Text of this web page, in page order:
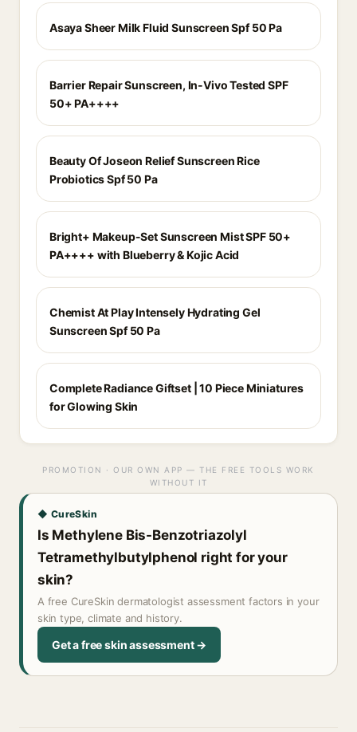
Asaya Sheer Milk Fluid Sunscreen Spf 50 Pa
Barrier Repair Sunscreen, In-Vivo Tested SPF
50+ PA++++
Beauty Of Joseon Relief Sunscreen Rice
Probiotics Spf 50 Pa
Bright+ Makeup-Set Sunscreen Mist SPF 50+
PA++++ with Blueberry & Kojic Acid
Chemist At Play Intensely Hydrating Gel
Sunscreen Spf 50 Pa
Complete Radiance Giftset | 10 Piece Miniatures
for Glowing Skin
PROMOTION · OUR OWN APP — THE FREE TOOLS WORK
WITHOUT IT
◆ CureSkin
Is Methylene Bis-Benzotriazolyl
Tetramethylbutylphenol right for your
skin?
A free CureSkin dermatologist assessment factors in your
skin type, climate and history.
Get a free skin assessment →